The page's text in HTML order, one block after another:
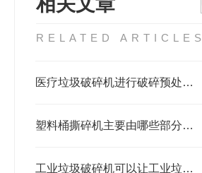
RELATED ARTICLES
医疗垃圾破碎机进行破碎预处理是不可少的环节
塑料桶撕碎机主要由哪些部分组成
工业垃圾破碎机可以让工业垃圾变废为宝